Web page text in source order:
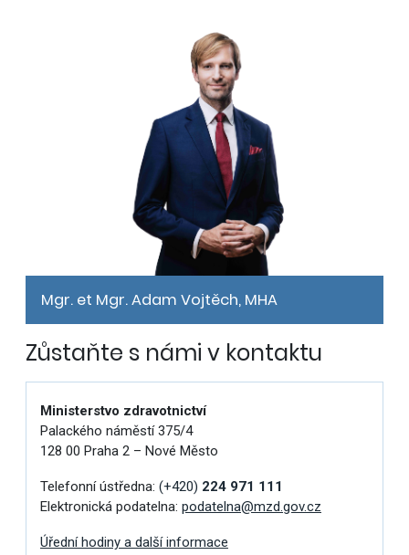
Mgr. et Mgr. Adam Vojtěch, MHA
Zůstaňte s námi v kontaktu
Ministerstvo zdravotnictví
Palackého náměstí 375/4
128 00 Praha 2 – Nové Město
Telefonní ústředna: (+420) 224 971 111
Elektronická podatelna: podatelna@mzd.gov.cz
Úřední hodiny a další informace